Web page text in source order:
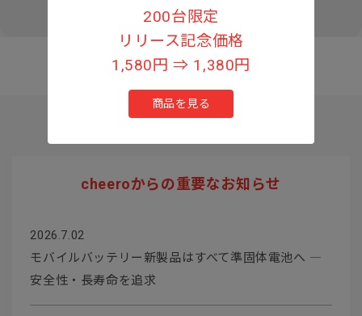
200台限定
リリース記念価格
1,580円 ⇒ 1,380円
商品を見る
cheeroからの重要なお知らせ
2026.7.02
モバイルバッテリー新製品はすべて準固体電池へ ―
安全性・長寿命を追求